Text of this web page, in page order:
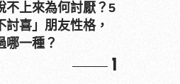
不上來為何討厭？5
討喜」朋友性格，
哪一種？
1